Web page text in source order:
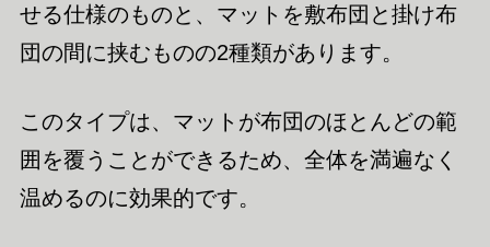
せる仕様のものと、マットを敷布団と掛け布
団の間に挟むものの2種類があります。
このタイプは、マットが布団のほとんどの範
囲を覆うことができるため、全体を満遍なく
温めるのに効果的です。